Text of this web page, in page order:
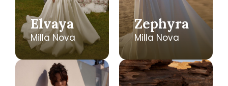
Elvaya
Milla Nova
Zephyra
Milla Nova